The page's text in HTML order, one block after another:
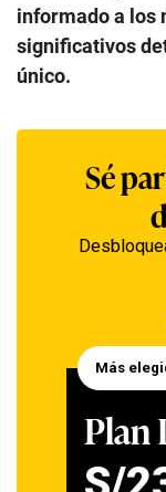
informado a los
significativos
único.